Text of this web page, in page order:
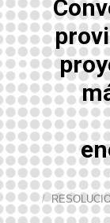
Estás aquí: